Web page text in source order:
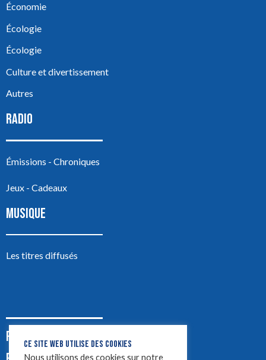
Économie
Écologie
Écologie
Culture et divertissement
Autres
RADIO
Émissions - Chroniques
Jeux - Cadeaux
MUSIQUE
Les titres diffusés
PODCASTS
CE SITE WEB UTILISE DES COOKIES
Nous utilisons des cookies sur notre